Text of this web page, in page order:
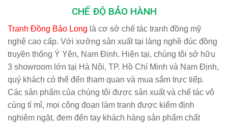
CHẾ ĐỘ BẢO HÀNH
Tranh Đồng Bảo Long là cơ sở chế tác tranh đồng mỹ
nghệ cao cấp. Với xưởng sản xuất tại làng nghề đúc đồng
truyền thống Ý Yên, Nam Định. Hiện tại, chúng tôi sở hữu
3 showroom lớn tại Hà Nội, TP. Hồ Chí Minh và Nam Định,
quý khách có thể đến tham quan và mua sắm trực tiếp.
Các sản phẩm của chúng tôi được sản xuất và chế tác vô
cùng tỉ mỉ, mọi công đoạn làm tranh được kiểm định
nghiêm ngặt, đem đến tay khách hàng sản phẩm chất